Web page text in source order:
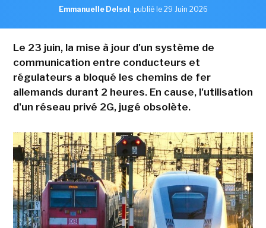
Emmanuelle Delsol , publié le 29 Juin 2026
Le 23 juin, la mise à jour d'un système de
communication entre conducteurs et
régulateurs a bloqué les chemins de fer
allemands durant 2 heures. En cause, l'utilisation
d'un réseau privé 2G, jugé obsolète.